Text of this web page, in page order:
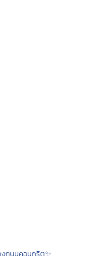
ถนนคอนกรีต✨